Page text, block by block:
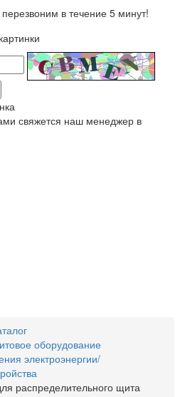
в течение 5 минут!
свяжется наш менеджер в
оборудование
электроэнергии/
распределительного щита